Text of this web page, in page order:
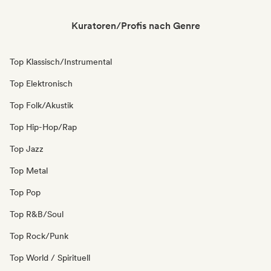
Kuratoren/Profis nach Genre
Top Klassisch/Instrumental
Top Elektronisch
Top Folk/Akustik
Top Hip-Hop/Rap
Top Jazz
Top Metal
Top Pop
Top R&B/Soul
Top Rock/Punk
Top World / Spirituell